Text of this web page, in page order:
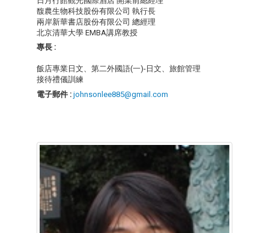
馥農生物科技股份有限公司 執行長
兩岸新華書店股份有限公司 總經理
北京清華大學 EMBA講席教授
專長 :
飯店專業日文、第二外國語(一)-日文、旅館管理
接待禮儀訓練
電子郵件 : johnsonlee885@gmail.com